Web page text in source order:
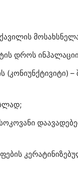
ქავილის
დროს
(კონიუნქტივიტი)